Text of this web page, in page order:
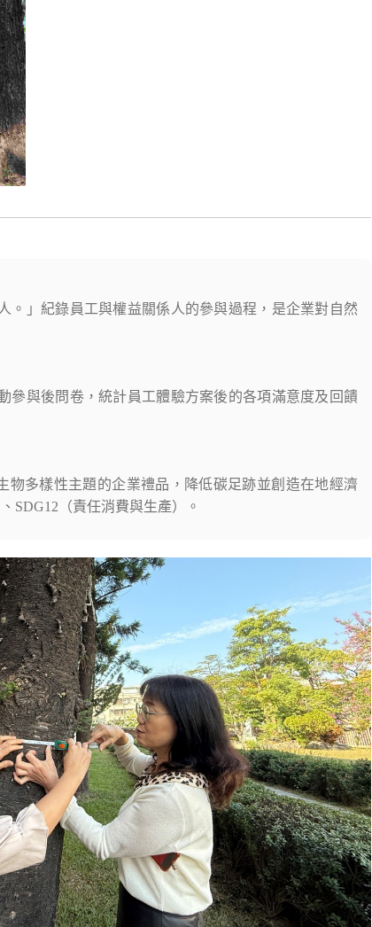
。」紀錄員工與權益關係人的參與過程，是企業對自然
參與後問卷，統計員工體驗方案後的各項滿意度及回饋
物多樣性主題的企業禮品，降低碳足跡並創造在地經濟
SDG12（責任消費與生產）。